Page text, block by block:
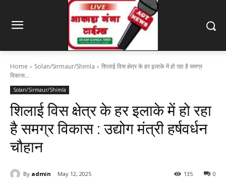
Home Solan/Sirmaur/Shimla
शिलाई विस क्षेत्र के हर इलाके में हो रहा है समग्र
विकास...
Solan/Sirmaur/Shimla
शिलाई विस क्षेत्र के हर इलाके में हो रहा
है समग्र विकास : उद्योग मंत्री हर्षवर्धन
चौहान
By admin May 12, 2025 0
135